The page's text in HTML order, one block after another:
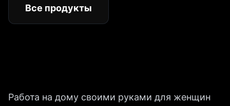
Все продукты
Работа на дому своими руками для женщин